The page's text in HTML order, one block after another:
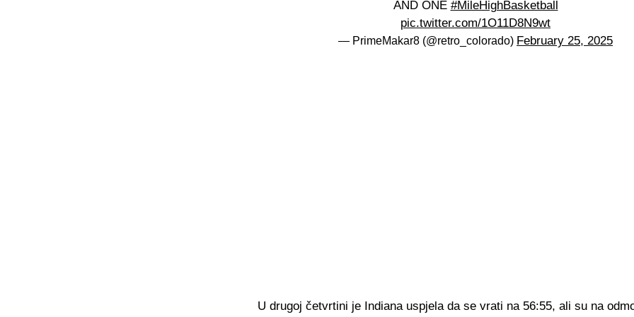
AND ONE #MileHighBasketball
pic.twitter.com/1O11D8N9wt
— PrimeMakar8 (@retro_colorado) February 25, 2025
U drugoj četvrtini je Indiana uspjela da se vrati na 56:55, ali su na